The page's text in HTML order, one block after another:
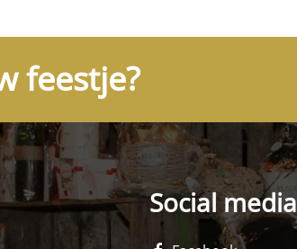
feestje?
Social media